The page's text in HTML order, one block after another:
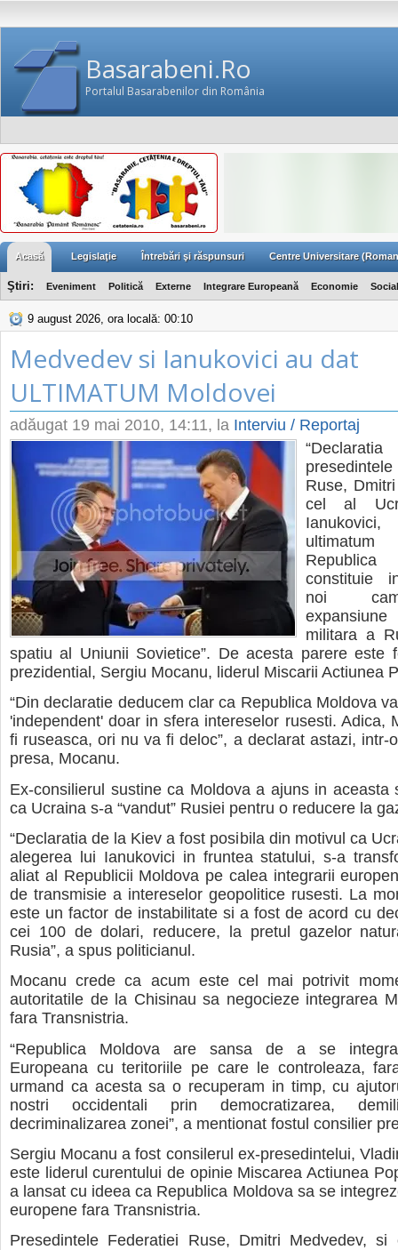
Basarabeni.Ro
Portalul Basarabenilor din România
Acasă Legislaţie Întrebări şi răspunsuri Centre Universitare
Ştiri: Eveniment Politică Externe Integrare Europeană Economie Social
9 august 2026, ora locală: 00:10
Medvedev si Ianukovici au dat
ULTIMATUM Moldovei
adăugat 19 mai 2010, 14:11, la Interviu / Reportaj
Ruse,
cel al
constituie
noi
militara a
spatiu al Uniunii Sovietice”. De acesta parere este
prezidential, Sergiu Mocanu, liderul Miscarii Actiunea
“Din declaratie deducem clar ca Republica Moldova
'independent' doar in sfera intereselor rusesti. Adica,
fi ruseasca, ori nu va fi deloc”, a declarat astazi, intr-
presa, Mocanu.
Ex-consilierul sustine ca Moldova a ajuns in aceasta
ca Ucraina s-a “vandut” Rusiei pentru o reducere la
“Declaratia de la Kiev a fost posibila din motivul ca
alegerea lui Ianukovici in fruntea statului, s-a
aliat al Republicii Moldova pe calea integrarii
de transmisie a intereselor geopolitice rusesti. La
este un factor de instabilitate si a fost de acord cu
cei 100 de dolari, reducere, la pretul gazelor
Rusia”, a spus politicianul.
Mocanu crede ca acum este cel mai potrivit
autoritatile de la Chisinau sa negocieze integrarea
fara Transnistria.
“Republica Moldova are sansa de a se
Europeana cu teritoriile pe care le controleaza,
urmand ca acesta sa o recuperam in timp, cu
nostri occidentali prin democratizarea,
decriminalizarea zonei”, a mentionat fostul consilier
Sergiu Mocanu a fost consilerul ex-presedintelui,
este liderul curentului de opinie Miscarea Actiunea
a lansat cu ideea ca Republica Moldova sa se
europene fara Transnistria.
Presedintele Federatiei Ruse, Dmitri Medvedev, si